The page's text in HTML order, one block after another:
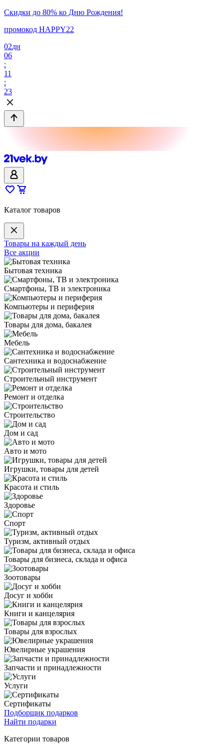
Скидки до 80% ко Дню Рождения!
промокод HAPPY22
02дн
06
:
11
:
23
Каталог товаров
Товары на каждый день
Все акции
Бытовая техника
Смартфоны, ТВ и электроника
Компьютеры и периферия
Товары для дома, бакалея
Мебель
Сантехника и водоснабжение
Строительный инструмент
Ремонт и отделка
Строительство
Дом и сад
Авто и мото
Игрушки, товары для детей
Красота и стиль
Здоровье
Спорт
Туризм, активный отдых
Товары для бизнеса, склада и офиса
Зоотовары
Досуг и хобби
Книги и канцелярия
Товары для взрослых
Ювелирные украшения
Запчасти и принадлежности
Услуги
Сертификаты
Подборщик подарков
Найти подарки
Категории товаров